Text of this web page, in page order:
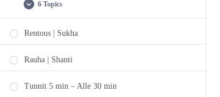
Expand
Puolen
tunnin
6 Topics
Rentous | Sukha
Rauha | Shanti
Tunnit 5 min – Alle 30 min